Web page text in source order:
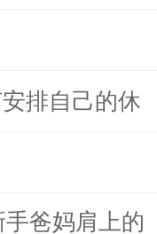
排自己的休
爸妈肩上的